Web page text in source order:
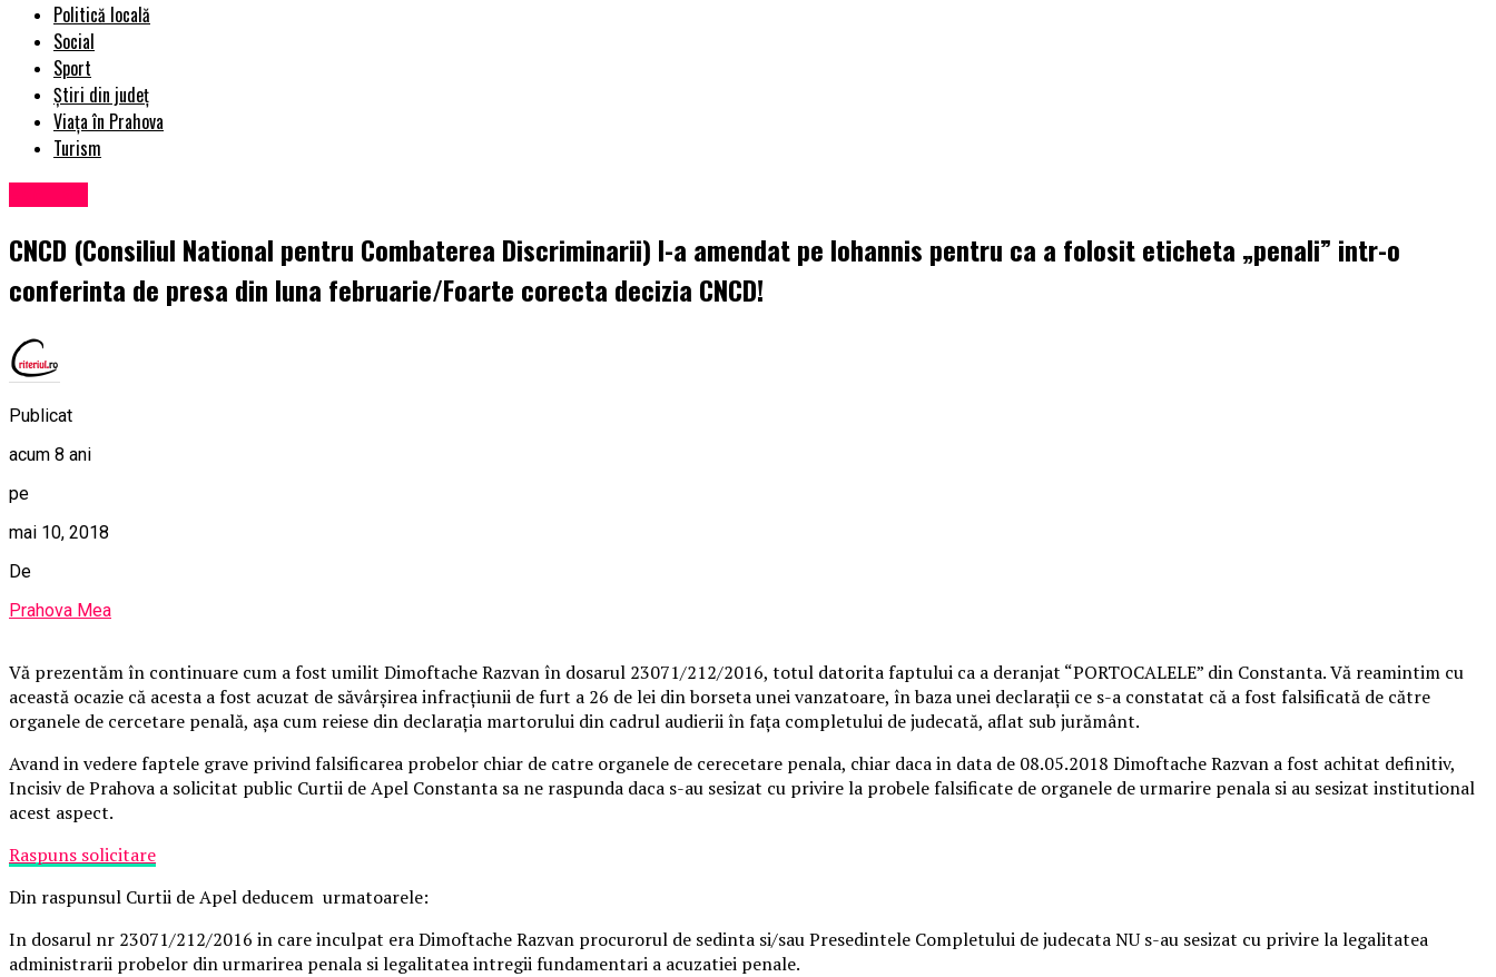
Politică locală
Social
Sport
Știri din județ
Viața în Prahova
Turism
CNCD (Consiliul National pentru Combaterea Discriminarii) l-a amendat pe Iohannis pentru ca a folosit eticheta „penali” intr-o
conferinta de presa din luna februarie/Foarte corecta decizia CNCD!
Publicat
acum 8 ani
pe
mai 10, 2018
De
Prahova Mea
Vă prezentăm în continuare cum a fost umilit Dimoftache Razvan în dosarul 23071/212/2016, totul datorita faptului ca a deranjat “PORTOCALELE” din Constanta. Vă reamintim cu
această ocazie că acesta a fost acuzat de săvârșirea infracțiunii de furt a 26 de lei din borseta unei vanzatoare, în baza unei declarații ce s-a constatat că a fost falsificată de către
organele de cercetare penală, așa cum reiese din declarația martorului din cadrul audierii în fața completului de judecată, aflat sub jurământ.
Avand in vedere faptele grave privind falsificarea probelor chiar de catre organele de cerecetare penala, chiar daca in data de 08.05.2018 Dimoftache Razvan a fost achitat definitiv,
Incisiv de Prahova a solicitat public Curtii de Apel Constanta sa ne raspunda daca s-au sesizat cu privire la probele falsificate de organele de urmarire penala si au sesizat institutional
acest aspect.
Raspuns solicitare
Din raspunsul Curtii de Apel deducem urmatoarele:
In dosarul nr 23071/212/2016 in care inculpat era Dimoftache Razvan procurorul de sedinta si/sau Presedintele Completului de judecata NU s-au sesizat cu privire la legalitatea
administrarii probelor din urmarirea penala si legalitatea intregii fundamentari a acuzatiei penale.